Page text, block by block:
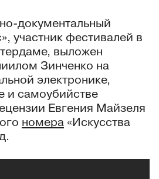
документальный
участник фестивалей в
выложен
Зинченко на
электронике,
и самоубийстве
Евгения Майзеля
номера «Искусства